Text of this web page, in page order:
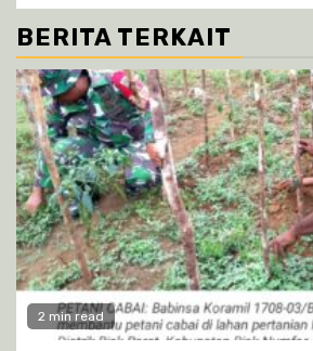
BERITA TERKAIT
2 min read